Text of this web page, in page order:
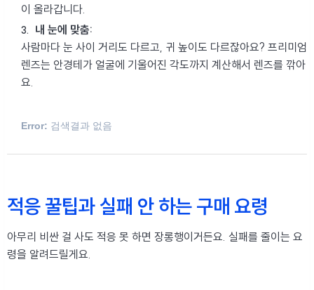
이 올라갑니다.
내 눈에 맞춤:
사람마다 눈 사이 거리도 다르고, 귀 높이도 다르잖아요? 프리미엄
렌즈는 안경테가 얼굴에 기울어진 각도까지 계산해서 렌즈를 깎아
요.
Error: 검색결과 없음
적응 꿀팁과 실패 안 하는 구매 요령
아무리 비싼 걸 사도 적응 못 하면 장롱행이거든요. 실패를 줄이는 요
령을 알려드릴게요.